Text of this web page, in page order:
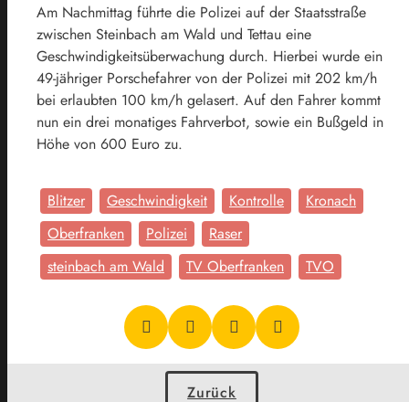
Am Nachmittag führte die Polizei auf der Staatsstraße
zwischen Steinbach am Wald und Tettau eine
Geschwindigkeitsüberwachung durch. Hierbei wurde ein
49-jähriger Porschefahrer von der Polizei mit 202 km/h
bei erlaubten 100 km/h gelasert. Auf den Fahrer kommt
nun ein drei monatiges Fahrverbot, sowie ein Bußgeld in
Höhe von 600 Euro zu.
Blitzer Geschwindigkeit Kontrolle
Kronach
Oberfranken
Polizei
Raser
steinbach am Wald
TV Oberfranken TVO
Zurück